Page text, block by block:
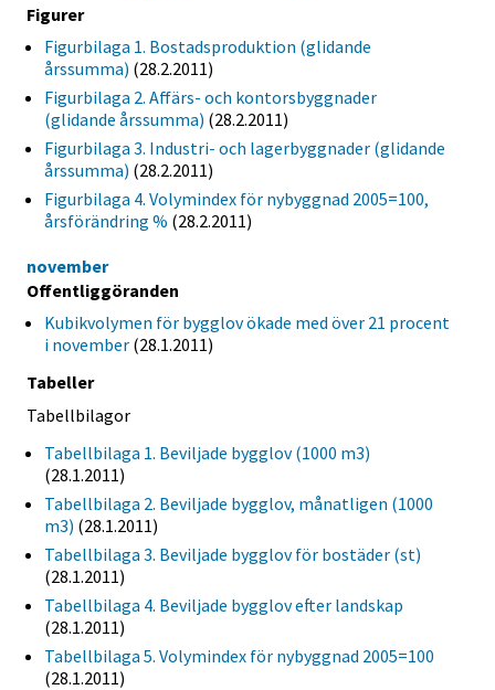
Figurer
Figurbilaga 1. Bostadsproduktion (glidande
årssumma) (28.2.2011)
Figurbilaga 2. Affärs- och kontorsbyggnader
(glidande årssumma) (28.2.2011)
Figurbilaga 3. Industri- och lagerbyggnader (glidande
årssumma) (28.2.2011)
Figurbilaga 4. Volymindex för nybyggnad 2005=100,
årsförändring % (28.2.2011)
november
Offentliggöranden
Kubikvolymen för bygglov ökade med över 21 procent
i november (28.1.2011)
Tabeller
Tabellbilagor
Tabellbilaga 1. Beviljade bygglov (1000 m3)
(28.1.2011)
Tabellbilaga 2. Beviljade bygglov, månatligen (1000
m3) (28.1.2011)
Tabellbilaga 3. Beviljade bygglov för bostäder (st)
(28.1.2011)
Tabellbilaga 4. Beviljade bygglov efter landskap
(28.1.2011)
Tabellbilaga 5. Volymindex för nybyggnad 2005=100
(28.1.2011)